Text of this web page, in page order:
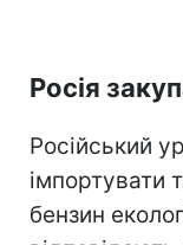
Росія
Російський
імпортувати
бензин